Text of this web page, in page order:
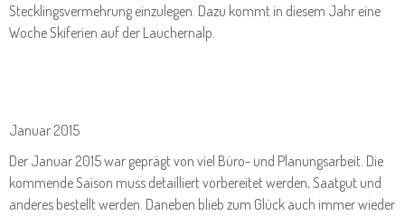
Stecklingsvermehrung einzulegen. Dazu kommt in diesem Jahr eine
Woche Skiferien auf der Lauchernalp.
Januar 2015
Der Januar 2015 war geprägt von viel Büro- und Planungsarbeit. Die
kommende Saison muss detailliert vorbereitet werden, Saatgut und
anderes bestellt werden. Daneben blieb zum Glück auch immer wieder